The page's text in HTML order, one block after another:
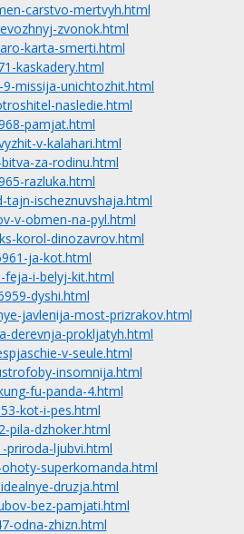
carstvo-mertvyh.html
zvonok.html
karta-smerti.html
kaskadery.html
missija-unichtozhit.html
nasledie.html
pamjat.html
v-kalahari.html
za-rodinu.html
razluka.html
tajn-ischeznuvshaja.html
v-obmen-na-pyl.html
korol-dinozavrov.html
ja-kot.html
feja-i-belyj-kit.html
dyshi.html
javlenija-most-prizrakov.html
derevnja-prokljatyh.html
v-seule.html
insomnija.html
fu-panda-4.html
kot-i-pes.html
pila-dzhoker.html
priroda-ljubvi.html
superkomanda.html
druzja.html
bez-pamjati.html
odna-zhizn.html